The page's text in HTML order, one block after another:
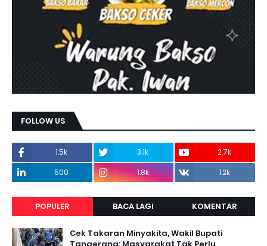
FOLLOW US
1.5k 3.1k
2.7k
500
1.8k 1.2k
POPULER BACA LAGI KOMENTAR
Cek Takaran Minyakita, Wakil Bupati